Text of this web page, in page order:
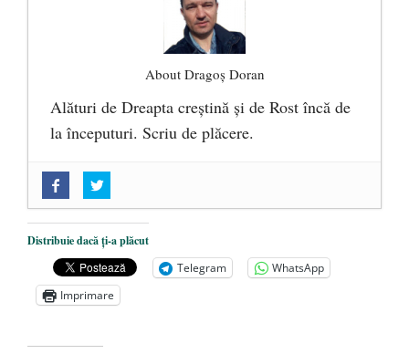
About Dragoș Doran
Alături de Dreapta creștină și de Rost încă de
la începuturi. Scriu de plăcere.
„Acum nu e momentul”
O nouă autostradă distruge pădurea
amazoniană, pentru summitul climatic
COP30 - 14 martie 2025
Alegeri controlate
Distribuie dacă ți-a plăcut
Telegram
WhatsApp
Imprimare